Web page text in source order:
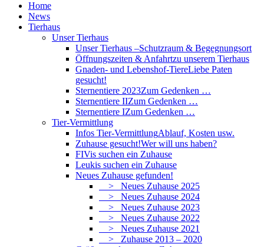
Home
News
Tierhaus
Unser Tierhaus
Unser Tierhaus –Schutzraum & Begegnungsort
Öffnungszeiten & Anfahrtzu unserem Tierhaus
Gnaden- und Lebenshof-TiereLiebe Paten
gesucht!
Sternentiere 2023Zum Gedenken …
Sternentiere IIZum Gedenken …
Sternentiere IZum Gedenken …
Tier-Vermittlung
Infos Tier-VermittlungAblauf, Kosten usw.
Zuhause gesucht!Wer will uns haben?
FIVis suchen ein Zuhause
Leukis suchen ein Zuhause
Neues Zuhause gefunden!
> Neues Zuhause 2025
> Neues Zuhause 2024
> Neues Zuhause 2023
> Neues Zuhause 2022
> Neues Zuhause 2021
> Zuhause 2013 – 2020